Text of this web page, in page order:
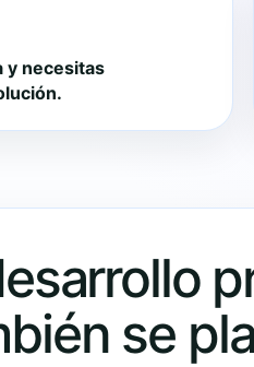
y necesitas
se